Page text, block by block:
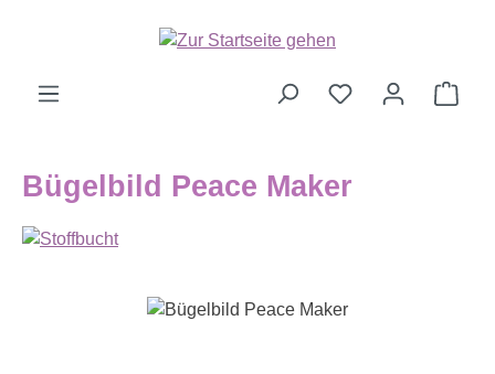
Zum Hauptinhalt springen
Bügelbild Peace Maker
Bildergalerie überspringen